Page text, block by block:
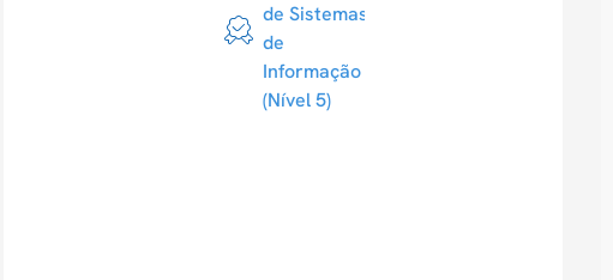
de Sistemas
de
Informação
(Nível 5)